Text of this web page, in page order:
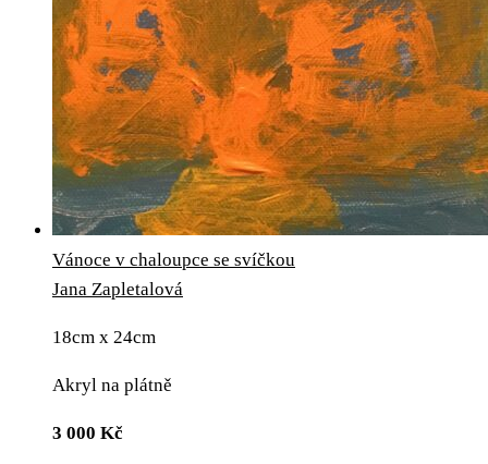
Vánoce v chaloupce se svíčkou
Jana Zapletalová
18cm x 24cm
Akryl na plátně
3 000 Kč